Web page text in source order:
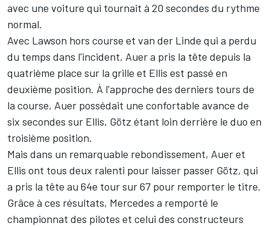
avec une voiture qui tournait à 20 secondes du rythme
normal.
Avec Lawson hors course et van der Linde qui a perdu
du temps dans l'incident, Auer a pris la tête depuis la
quatrième place sur la grille et Ellis est passé en
deuxième position. À l'approche des derniers tours de
la course, Auer possédait une confortable avance de
six secondes sur Ellis, Götz étant loin derrière le duo en
troisième position.
Mais dans un remarquable rebondissement, Auer et
Ellis ont tous deux ralenti pour laisser passer Götz, qui
a pris la tête au 64e tour sur 67 pour remporter le titre.
Grâce à ces résultats, Mercedes a remporté le
championnat des pilotes et celui des constructeurs